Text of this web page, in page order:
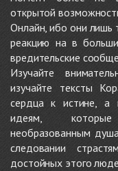
открытой
Онлайн, ибо они лишь
реакцию на в
вредительские
Изучайте
изучайте тексты
сердца к истине, а
идеям, которые
необразованным
следовании
достойных этого